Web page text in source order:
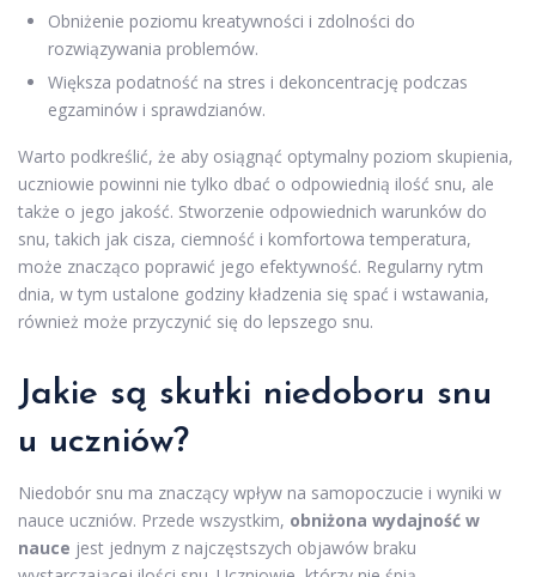
Obniżenie poziomu kreatywności i zdolności do
rozwiązywania problemów.
Większa podatność na stres i dekoncentrację podczas
egzaminów i sprawdzianów.
Warto podkreślić, że aby osiągnąć optymalny poziom skupienia,
uczniowie powinni nie tylko dbać o odpowiednią ilość snu, ale
także o jego jakość. Stworzenie odpowiednich warunków do
snu, takich jak cisza, ciemność i komfortowa temperatura,
może znacząco poprawić jego efektywność. Regularny rytm
dnia, w tym ustalone godziny kładzenia się spać i wstawania,
również może przyczynić się do lepszego snu.
Jakie są skutki niedoboru snu
u uczniów?
Niedobór snu ma znaczący wpływ na samopoczucie i wyniki w
nauce uczniów. Przede wszystkim, obniżona wydajność w
nauce jest jednym z najczęstszych objawów braku